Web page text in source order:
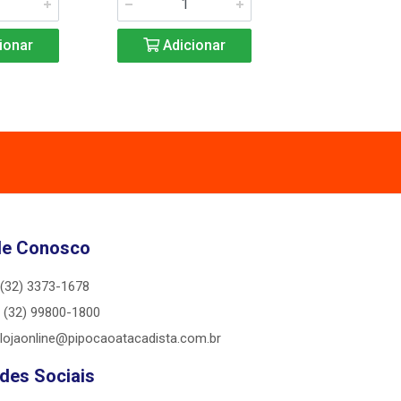
Adicionar
Conosco
(32) 3373-1678
(32) 99800-1800
lojaonline@pipocaoatacadista.com.br
Sociais